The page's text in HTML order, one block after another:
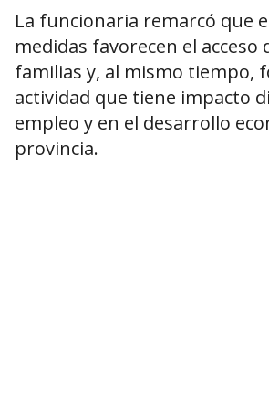
La funcionaria remarcó que
medidas favorecen el acceso
familias y, al mismo tiempo,
actividad que tiene impacto
empleo y en el desarrollo
provincia.